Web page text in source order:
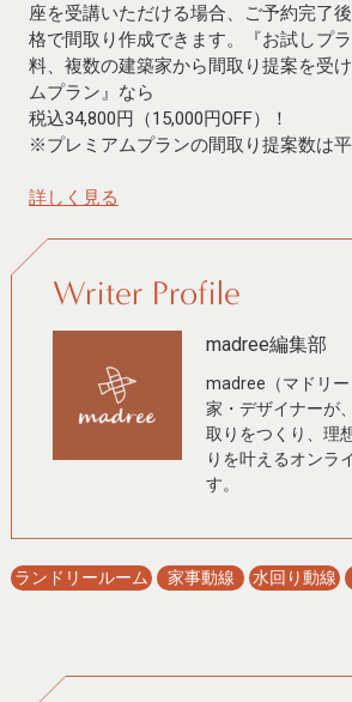
座を受講いただける場合、ご予約完了
格で間取り作成できます。『お試しプ
料、複数の建築家から間取り提案を受
ムプラン』なら
税込34,800円（15,000円OFF）！
※プレミアムプランの間取り提案数は平
詳しく見る
Writer Profile
madree編集部
madree（マドリ
家・デザイナーが
取りをつくり、理
りを叶えるオンラ
す。
ランドリールーム 家事動線 水回り動線